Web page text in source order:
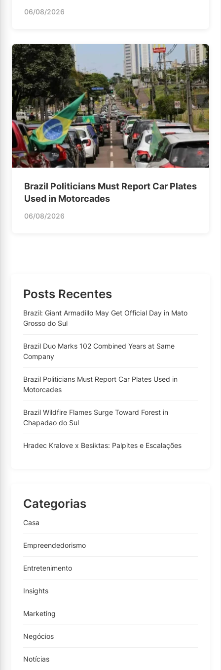
06/08/2026
Brazil Politicians Must Report Car Plates
Used in Motorcades
06/08/2026
Posts Recentes
Brazil: Giant Armadillo May Get Official Day in Mato
Grosso do Sul
Brazil Duo Marks 102 Combined Years at Same
Company
Brazil Politicians Must Report Car Plates Used in
Motorcades
Brazil Wildfire Flames Surge Toward Forest in
Chapadao do Sul
Hradec Kralove x Besiktas: Palpites e Escalações
Categorias
Casa
Empreendedorismo
Entretenimento
Insights
Marketing
Negócios
Notícias